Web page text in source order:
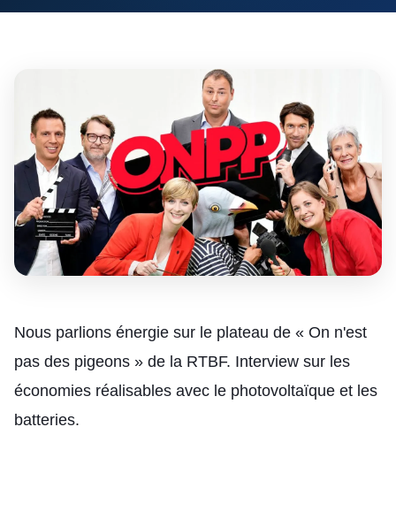
Nous parlions énergie sur le plateau de « On n'est
pas des pigeons » de la RTBF. Interview sur les
économies réalisables avec le photovoltaïque et les
batteries.